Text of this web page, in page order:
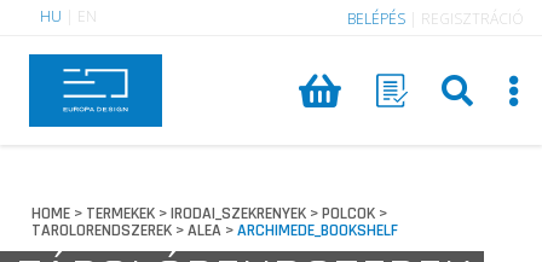
HU EN BELÉPÉS REGISZTRÁCIÓ
HOME > TERMEKEK >IRODAI_SZEKRENYEK >POLCOK >
TAROLORENDSZEREK >ALEA >ARCHIMEDE_BOOKSHELF